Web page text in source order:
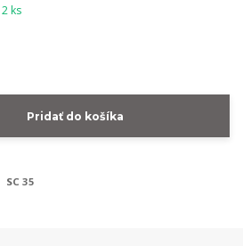
ks
Pridať do košíka
SC 35